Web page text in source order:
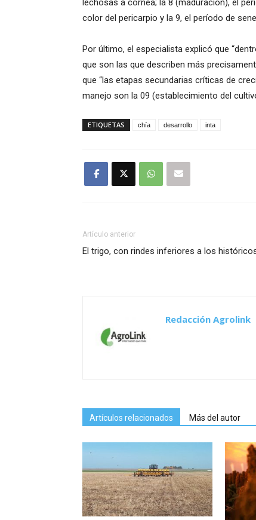
lechosas a córnea; la 8 (maduración), el
color del pericarpio y la 9, el período de
Por último, el especialista explicó que
que son las que describen más
que “las etapas secundarias críticas de
manejo son la 09 (establecimiento del
ETIQUETAS chía desarrollo inta
Artículo anterior
El trigo, con rindes inferiores a los
Redacción Agrolink
Artículos relacionados Más del autor